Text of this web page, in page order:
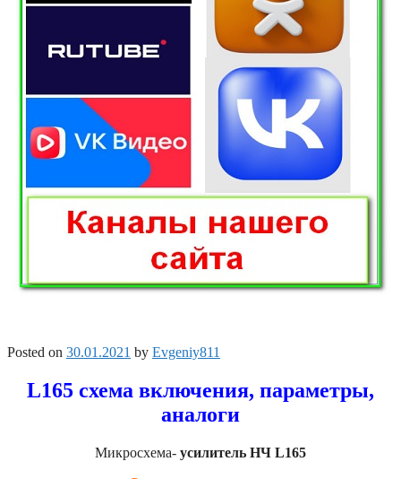
Posted on 30.01.2021 by Evgeniy811
L165 схема включения, параметры,
аналоги
Микросхема- усилитель НЧ L165